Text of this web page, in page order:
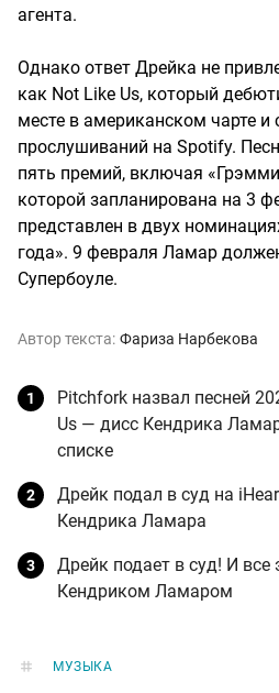
агента.
Однако ответ Дрейка не
как Not Like Us, который
месте в американском чарте и
прослушиваний на Spotify.
пять премий, включая
которой запланирована на 3
представлен в двух
года». 9 февраля Ламар
Супербоуле.
Автор текста: Фариза Нарбекова
Pitchfork назвал песней
Us — дисс Кендрика
списке
Дрейк подал в суд на
Кендрика Ламара
Дрейк подает в суд! И все
Кендриком Ламаром
МУЗЫКА